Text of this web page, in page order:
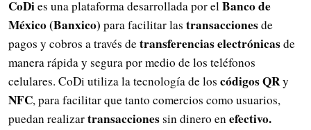
CoDies una plataforma desarrollada por el Banco de
México (Banxico) para facilitar las transaccionesde
pagos y cobros a través detransferencias electrónicasde
manera rápida y segura por medio de los teléfonos
celulares. CoDi utiliza la tecnología de los códigos QRy
NFC, para facilitar que tanto comercios como usuarios,
puedan realizartransaccionessin dinero en efectivo.